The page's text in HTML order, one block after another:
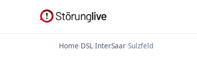
Home›DSL›InterSaar›Sulzfeld